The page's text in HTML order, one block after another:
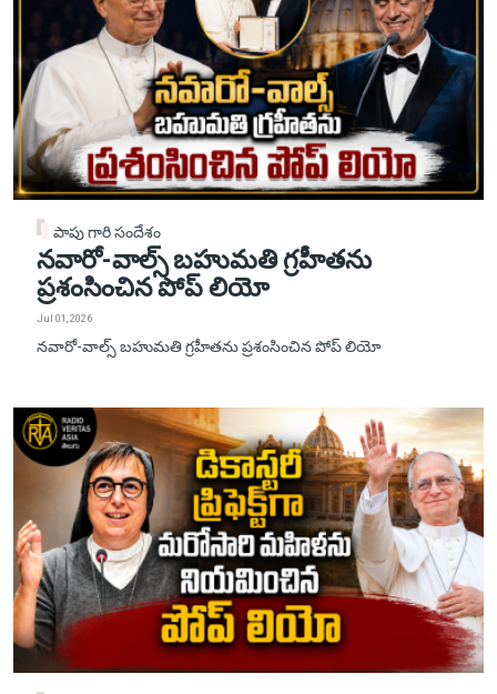
పాపు గారి సందేశం
నవారో-వాల్స్ బహుమతి గ్రహీతను
ప్రశంసించిన పోప్ లియో
Jul 01, 2026
నవారో-వాల్స్ బహుమతి గ్రహీతను ప్రశంసించిన పోప్ లియో